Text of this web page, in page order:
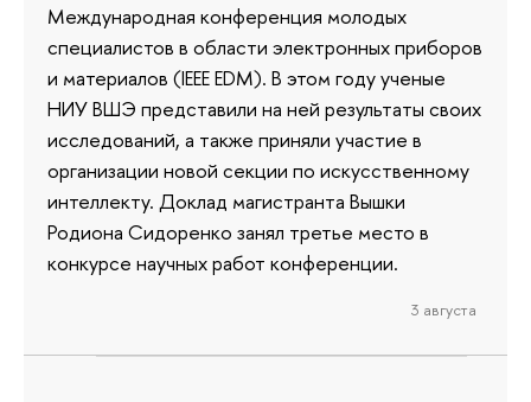
Международная конференция молодых
специалистов в области электронных приборов
и материалов (IEEE EDM). В этом году ученые
НИУ ВШЭ представили на ней результаты своих
исследований, а также приняли участие в
организации новой секции по искусственному
интеллекту. Доклад магистранта Вышки
Родиона Сидоренко занял третье место в
конкурсе научных работ конференции.
3 августа